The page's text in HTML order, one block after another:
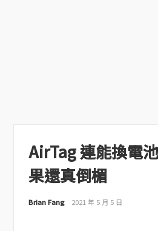
AirTag 連能換電
果還真倒楣
Brian Fang 2021 年 5 月 5 日